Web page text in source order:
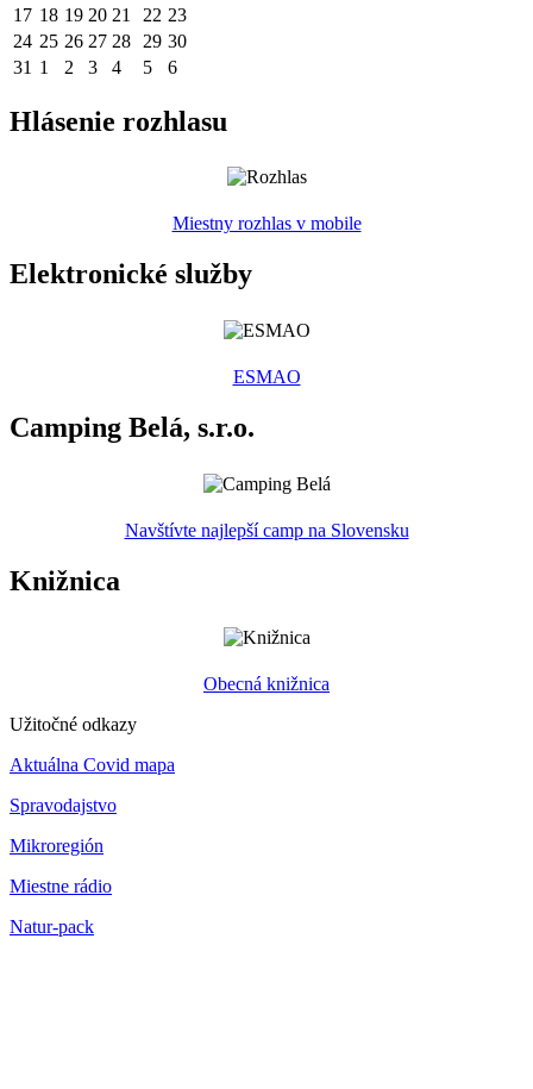
17 18 19 20 21 22 23
24 25 26 27 28 29 30
31 1 2 3 4 5 6
Hlásenie rozhlasu
Miestny rozhlas v mobile
Elektronické služby
ESMAO
Camping Belá, s.r.o.
Navštívte najlepší camp na Slovensku
Knižnica
Obecná knižnica
Užitočné odkazy
Aktuálna Covid mapa
Spravodajstvo
Mikroregión
Miestne rádio
Natur-pack